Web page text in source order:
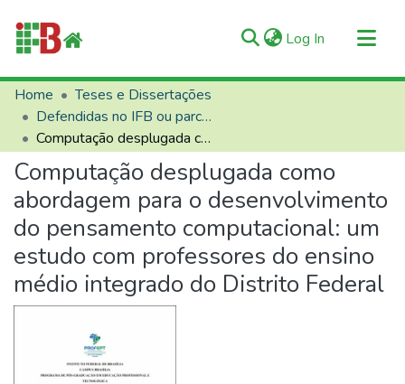
Log In (current)
Communities & Collections
All of RIIFB
Manuals and Terms
Statistics
About RIIFB
Help
Contacts
Home
Teses e Dissertações
Defendidas no IFB ou parceiros
Computação desplugada como abordagem para o desenvolvimento do pensamento computacional: um estudo com professores do ensino médio integrado do Distrito Federal
Computação desplugada como
abordagem para o desenvolvimento
do pensamento computacional: um
estudo com professores do ensino
médio integrado do Distrito Federal